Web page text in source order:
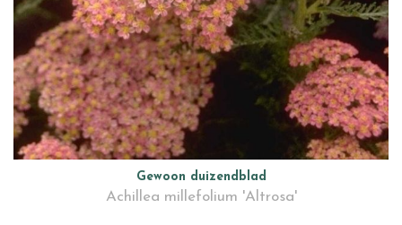
Gewoon duizendblad
Achillea millefolium 'Altrosa'